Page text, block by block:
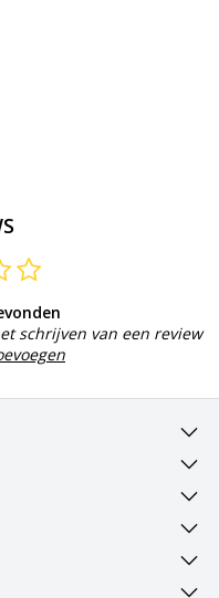
schrijven van een review